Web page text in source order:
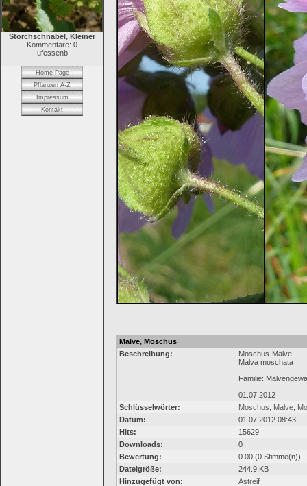
Storchschnabel, Kleiner
Kommentare: 0
ufessenb
Home Page
Pflanzen A-Z
Impressum
Kontakt
Malve, Moschus
Beschreibung:
Moschus-Malve
Malva moschata
Familie:
01.07.2012
Schlüsselwörter:
Moschus Malve
Datum:
01.07.2012 08:43
Hits:
15629
Downloads:
0
Bewertung:
0.00 (0 Stimme(n))
Dateigröße:
244.9 KB
Hinzugefügt von:
Astreif